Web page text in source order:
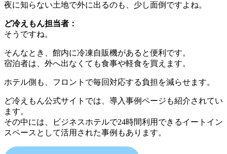
夜に知らない土地で外に出るのも、少し面倒ですよね。
ど冷えもん担当者：
そうですね。
そんなとき、館内に冷凍自販機があると便利です。
宿泊者は、外へ出なくても食事や軽食を買えます。
ホテル側も、フロントで毎回対応する負担を減らせます。
ど冷えもん公式サイトでは、導入事例ページも紹介されてい
ます。
その中には、ビジネスホテルで24時間利用できるイートイン
スペースとして活用された事例もあります。